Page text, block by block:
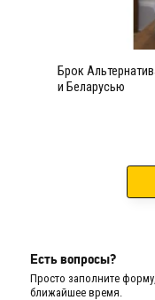
Брок
и Беларусью
Есть вопросы?
Просто заполните
ближайшее время.